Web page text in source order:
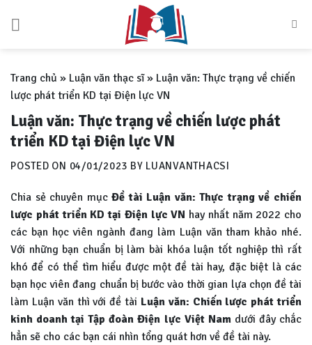
Trang chủ » Luận văn thạc sĩ» Luận văn: Thực trạng về chiến
lược phát triển KD tại Điện lực VN
Luận văn: Thực trạng về chiến lược phát
triển KD tại Điện lực VN
POSTED ON 04/01/2023 BY LUANVANTHACSI
Chia sẻ chuyên mụcĐề tài Luận văn: Thực trạng về chiến
lược phát triển KD tại Điện lực VN hay nhất năm 2022 cho
các bạn học viên ngành đang làm Luận văn tham khảo nhé.
Với những bạn chuẩn bị làm bài khóa luận tốt nghiệp thì rất
khó để có thể tìm hiểu được một đề tài hay, đặc biệt là các
bạn học viên đang chuẩn bị bước vào thời gian lựa chọn đề tài
làm Luận văn thì với đề tài Luận văn: Chiến lược phát triển
kinh doanh tại Tập đoàn Điện lực Việt Nam dưới đây chắc
hẳn sẽ cho các bạn cái nhìn tổng quát hơn về đề tài này.